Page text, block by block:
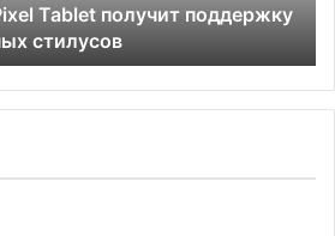
Tablet получит поддержку
стилусов